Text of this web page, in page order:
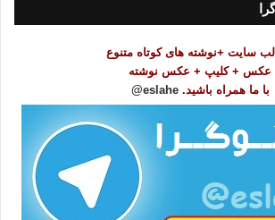
سایت +نوشته های کوتاه متنوع
عکس + کلیپ + عکس نوشته
با ما همراه باشید. eslahe@